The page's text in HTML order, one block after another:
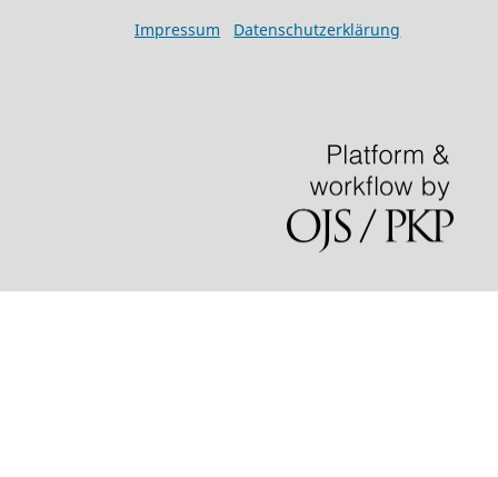
Impressum Datenschutzerklärung